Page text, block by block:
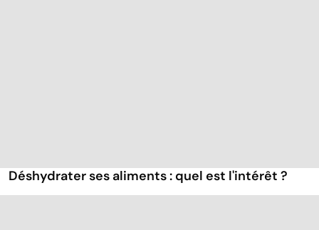
Déshydrater ses aliments : quel est l'intérêt ?